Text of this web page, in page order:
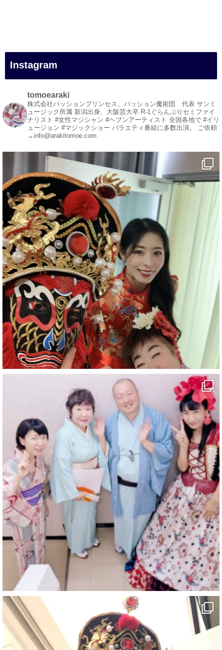
#白浜町
#変面ショー
#イベント
#宴会
#余興
1 3 X
マジシャン派遣 パッションプリンセス【公式】
@comedy_illusion · 7 8月
お疲れ様です
ブログ更新しました
「マジシャン和歌山旅 白浜町・円月島」
#企業公式がお疲れ様を言い合う
#旅行好きな人と繋がりたい
#一人旅
#女性マジシャン
#出張マジック
#マジシャン派遣
#イリュージョン
#和歌山県
#白浜町
#変面ショー
#イベント
#宴会
1 10
マジシャン派遣 パッションプリンセス【公式】
@comedy_illusion 7 8月
お疲れ様です
YouTubeを更新しました
https://youtu.be/9sHKhUQBmUE
@YouTube
#企業公式がお疲れ様を言い合う
#チャンネル登録おねがいします
#愛媛県
#新居浜市
#マイントピア別子
#泉寿亭
#有形文化財
#四国
#愛媛観光
#旅行
#旅行動画
#一人旅
#観光スポット
Instagram
tomoearaki
株式会社パッションプリンセス、パッション魔術団 代表 サンミ
ュージック所属 新潟出身、大阪芸大卒 R-1ぐらんぷりセミファイ
ナリスト #女性マジシャン #ヘブンアーティスト 全国各地で #イリ
ュージョン #マジックショー バラエティ番組に多数出演。 ご依頼
→info@arakitomoe.com